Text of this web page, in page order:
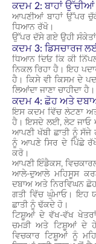
ਕਦਮ 2: ਬਾਹਾਂ
ਆਪਣੀਆਂ ਬਾਹਾਂ ਉੱਪਰ
ਧਿਆਨ ਰੱਖੋ।
ਉੱਪਰ ਦੱਸੇ ਗਏ ਉਹੀ ਸੰਕੇਤਾਂ
ਕਦਮ 3: ਡਿਸਚਾਰਜ
ਧਿਆਨ ਦਿਓ ਕਿ ਕੀ
ਨਿਕਲ ਰਿਹਾ ਹੈ। ਇਹ
ਹੈ। ਕਿਸੇ ਵੀ ਕਿਸਮ ਦੇ
ਲਿਆਂਦਾ ਜਾਣਾ ਚਾਹੀਦਾ ਹੈ।
ਕਦਮ 4: ਛੋਹ ਅਤੇ
ਇਸ ਕਦਮ ਵਿੱਚ ਲੇਟਣਾ
ਹੈ। ਇਸਦੇ ਲਈ, ਲੇਟ ਜਾਓ
ਆਪਣੀ ਖੱਬੀ ਛਾਤੀ ਨੂੰ
ਨੂੰ ਆਪਣੇ ਸਿਰ ਦੇ ਪਿੱਛੇ
ਕਰੋ।
ਆਪਣੀ ਇੰਡੈਕਸ,
ਆਲੇ-ਦੁਆਲੇ ਮਹਿਸੂਸ
ਦਬਾਅ ਅਤੇ ਨਿਰਵਿਘਨ
ਗਤੀ ਵਿੱਚ ਘੁੰਮਾਓ। ਇਹ
ਛਾਤੀ ਨੂੰ ਢੱਕਦੇ ਹੋ।
ਟਿਸ਼ੂਆਂ ਦੇ ਵੱਖ-ਵੱਖ
ਚਮੜੀ ਅਤੇ ਟਿਸ਼ੂਆਂ ਦੇ
ਵਿਚਕਾਰ ਟਿਸ਼ੂਆਂ ਨੂੰ